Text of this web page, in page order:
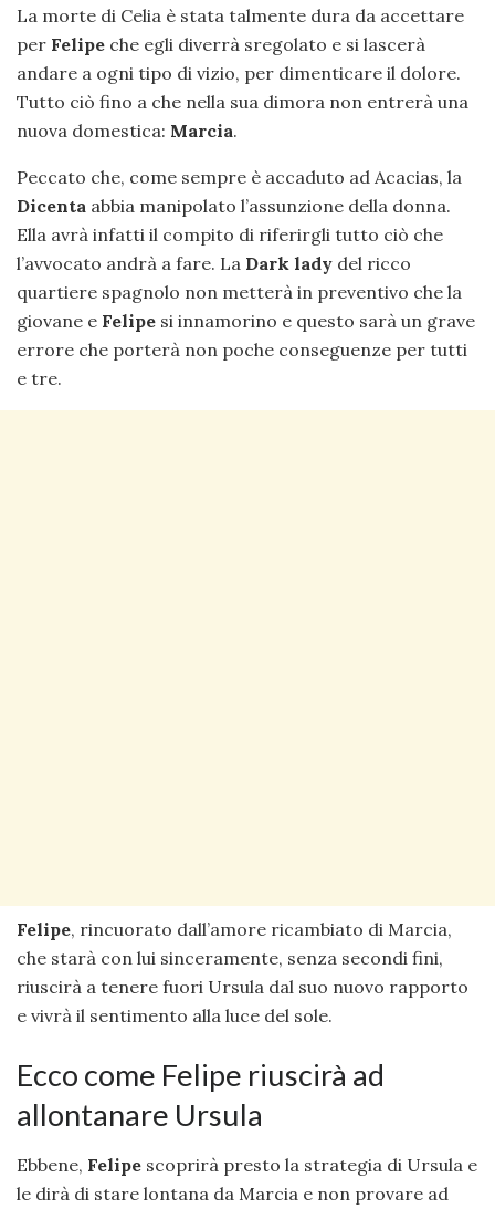
La morte di Celia è stata talmente dura da accettare
per Felipe che egli diverrà sregolato e si lascerà
andare a ogni tipo di vizio, per dimenticare il dolore.
Tutto ciò fino a che nella sua dimora non entrerà una
nuova domestica: Marcia.
Peccato che, come sempre è accaduto ad Acacias, la
Dicenta abbia manipolato l’assunzione della donna.
Ella avrà infatti il compito di riferirgli tutto ciò che
l’avvocato andrà a fare. La Dark lady del ricco
quartiere spagnolo non metterà in preventivo che la
giovane e Felipe si innamorino e questo sarà un grave
errore che porterà non poche conseguenze per tutti
e tre.
Felipe, rincuorato dall’amore ricambiato di Marcia,
che starà con lui sinceramente, senza secondi fini,
riuscirà a tenere fuori Ursula dal suo nuovo rapporto
e vivrà il sentimento alla luce del sole.
Ecco come Felipe riuscirà ad
allontanare Ursula
Ebbene, Felipe scoprirà presto la strategia di Ursula e
le dirà di stare lontana da Marcia e non provare ad